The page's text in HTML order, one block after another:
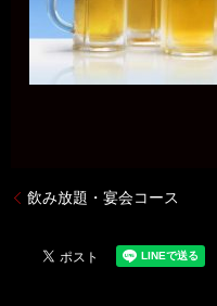
飲み放題・宴会コース